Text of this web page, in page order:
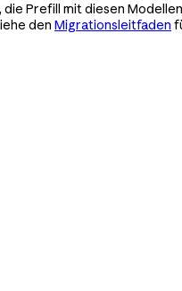
Prefill mit diesen
den Migrationsleitfaden